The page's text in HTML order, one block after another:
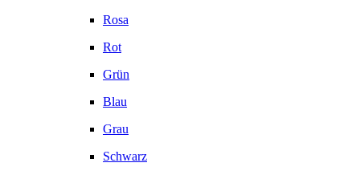
Rosa
Rot
Grün
Blau
Grau
Schwarz